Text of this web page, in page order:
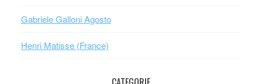
Gabriele Galloni Agosto
Henri Matisse (France)